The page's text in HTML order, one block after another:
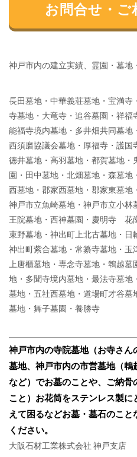
お問合せ・ご
神戸市内の建立実績、霊園・墓地
長田墓地・中華義荘墓地・宝満
寺墓地・大竜寺・追谷墓園・祥福
能福寺境内墓地・多井畑共同墓地
西須磨協議会墓地・厚福寺・護国
徳井墓地・高羽墓地・都賀墓地
園・田中墓地・北畑墓地・森墓
西墓地・郡家西墓地・郡家東墓地
神戸市立魚崎墓地・神戸市立小林
王院墓地・西神墓園・慶明寺 花
束野墓地・神出町上北古墓地・日
神出町紫合墓地・常纂寺墓地・
上唐櫃墓地・専念寺墓地・鵯越
地・多聞寺境内墓地・最法寺墓地
墓地・五社西墓地・道場町才谷
墓地・舞子墓園・養勝寺
神戸市内の寺院墓地（お寺さん
墓地、神戸市内の市営墓地（鵯
など）でお墓のことや、ご納骨
こと） お花筒をステンレス製
えて困るなどお墓・墓石のこと
ください。
大阪石材工業株式会社 神戸支店